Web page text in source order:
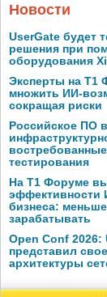
Новости
UserGate будет
решения при
оборудования
Эксперты на Т1
множить ИИ-
сокращая риски
Российское ПО
тестирования
На Т1 Форуме
эффективности
бизнеса:
зарабатывать
Open Conf 2026:
представил
архитектуры